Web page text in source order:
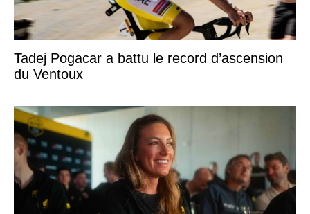
Tadej Pogacar a battu le record d’ascension
du Ventoux